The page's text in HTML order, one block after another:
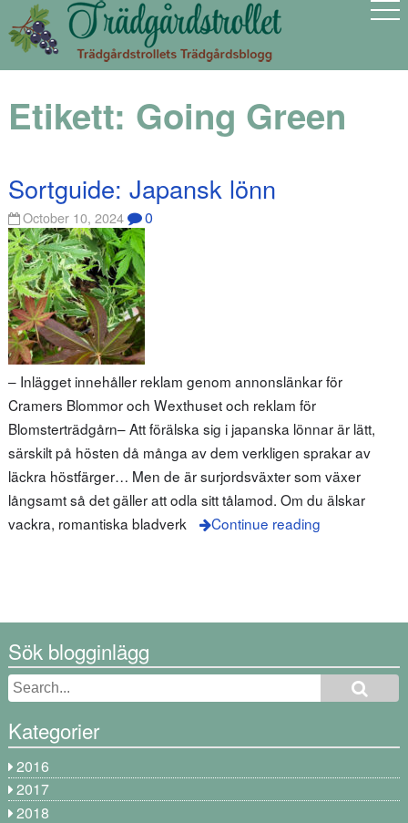
Etikett: Going Green
Sortguide: Japansk lönn
October 10, 2024 0
– Inlägget innehåller reklam genom annonslänkar för
Cramers Blommor och Wexthuset och reklam för
Blomsterträdgårn– Att förälska sig i japanska lönnar är lätt,
särskilt på hösten då många av dem verkligen sprakar av
läckra höstfärger… Men de är surjordsväxter som växer
långsamt så det gäller att odla sitt tålamod. Om du älskar
vackra, romantiska bladverk
Continue reading
Sök blogginlägg
Kategorier
2016
2017
2018